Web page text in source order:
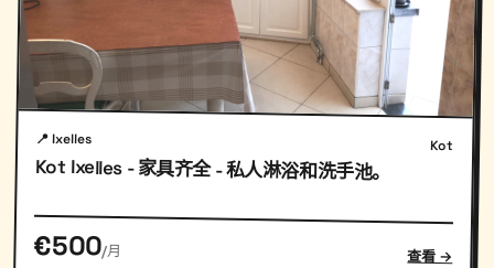
📍 Ixelles Kot
Kot Ixelles - 家具齐全 - 私人淋浴和洗手池。
€500/月 查看 →